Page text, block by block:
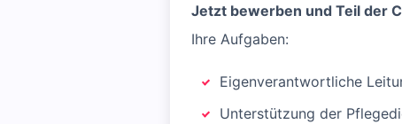
Jetzt bewerben und Teil der
Ihre Aufgaben:
Eigenverantwortliche
Unterstützung der